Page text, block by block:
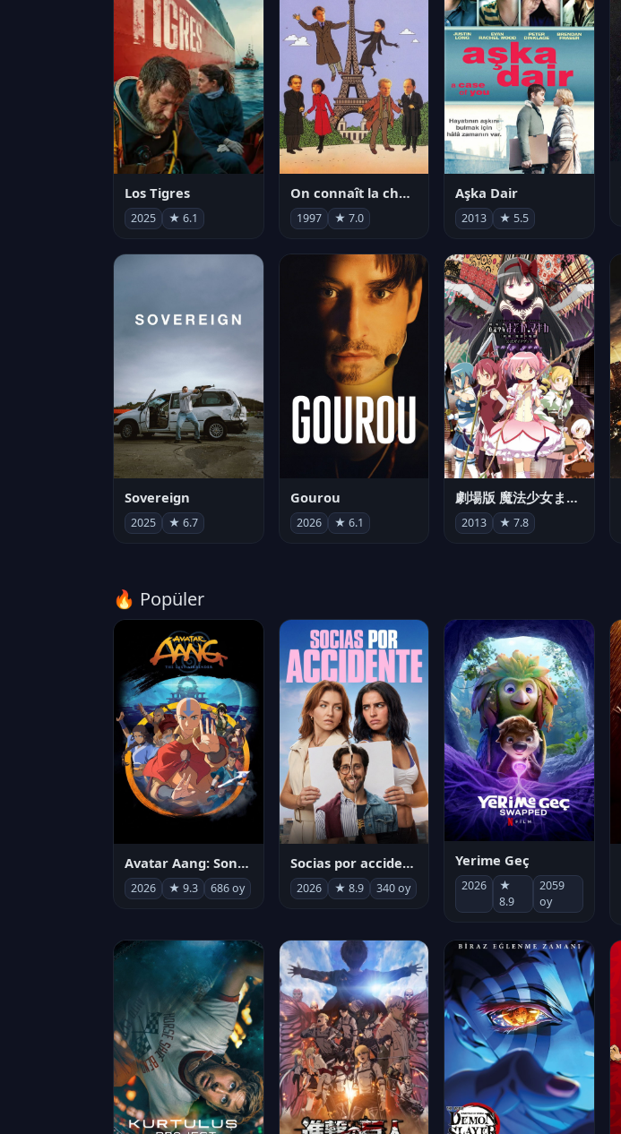
Los Tigres
2025 ★ 6.1
On connaît la chanson
1997 ★ 7.0
Aşka Dair
2013 ★ 5.5
Sovereign
2025 ★ 6.7
Gourou
2026 ★ 6.1
劇場版 魔法少女まどか☆マギカ[新編]叛逆の物語
2013 ★ 7.8
🔥 Popüler
Avatar Aang: Son Havabükücü
2026 ★ 9.3 686 oy
Socias por accidente
2026 ★ 8.9 340 oy
Yerime Geç
2026
★
8.9
2059
oy